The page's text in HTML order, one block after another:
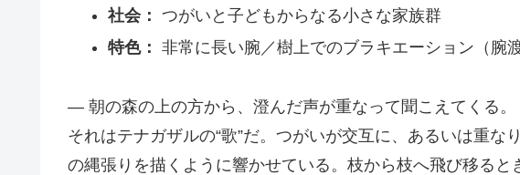
社会： つがいと子どもからなる小さな家族群
特色： 非常に長い腕／樹上でのブラキエーション（腕
― 朝の森の上の方から、澄んだ声が重なって聞こえてくる。
それはテナガザルの“歌”だ。つがいが交互に、あるいは重な
の縄張りを描くように響かせている。枝から枝へ飛び移る